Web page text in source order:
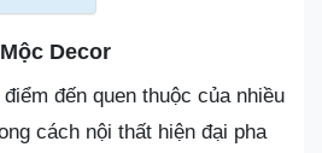
Decor
đến quen thuộc của nhiều
cách nội thất hiện đại pha